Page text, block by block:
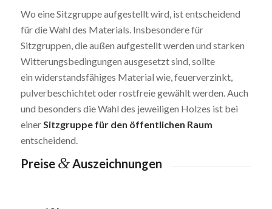
Wo eine Sitzgruppe aufgestellt wird, ist entscheidend
für die Wahl des Materials. Insbesondere für
Sitzgruppen, die außen aufgestellt werden und starken
Witterungsbedingungen ausgesetzt sind, sollte
ein widerstandsfähiges Material wie, feuerverzinkt,
pulverbeschichtet oder rostfreie gewählt werden. Auch
und besonders die Wahl des jeweiligen Holzes ist bei
einerSitzgruppe für den öffentlichen Raum
entscheidend.
Preise &Auszeichnungen